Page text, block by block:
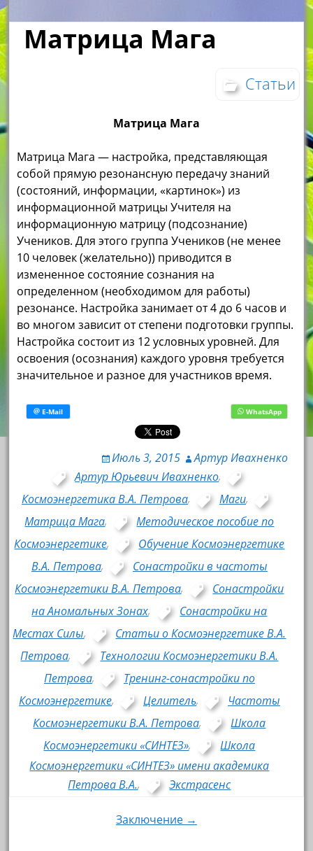
Матрица Мага
Статьи
Матрица Мага
Матрица Мага — настройка, представляющая
собой прямую резонансную передачу знаний
(состояний, информации, «картинок») из
информационной матрицы Учителя на
информационную матрицу (подсознание)
Учеников. Для этого группа Учеников (не менее
10 человек (желательно)) приводится в
измененное состояние сознания на
определенном (необходимом для работы)
резонансе. Настройка занимает от 4 до 6 часов и
во многом зависит от степени подготовки группы.
Настройка состоит из 12 условных уровней. Для
освоения (осознания) каждого уровня требуется
значительное и разное для участников время.
Июль 3, 2015
Артур Ивахненко
Артур Юрьевич Ивахненко,
Космоэнергетика В.А. Петрова, Маги,
Матрица Мага,
Методическое пособие по
Космоэнергетике,
Обучение Космоэнергетике
В.А. Петрова,
Сонастройки в частоты
Космоэнергетики В.А. Петрова,
Сонастройки
на Аномальных Зонах,
Сонастройки на
Местах Силы,
Статьи о Космоэнергетике В.А.
Петрова,
Технологии Космоэнергетики В.А.
Петрова,
Тренинг-сонастройки по
Космоэнергетике, Целитель,
Частоты
Космоэнергетики В.А. Петрова,
Школа
Космоэнергетики «СИНТЕЗ»,
Школа
Космоэнергетики «СИНТЕЗ» имени академика
Петрова В.А., Экстрасенс
Навигация по записям
Заключение →